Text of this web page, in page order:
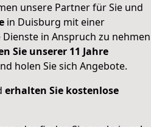
unsere Partner für Sie und
in Duisburg mit einer
Dienste in Anspruch zu nehmen
Sie unserer 11 Jahre
holen Sie sich Angebote.
erhalten Sie kostenlose